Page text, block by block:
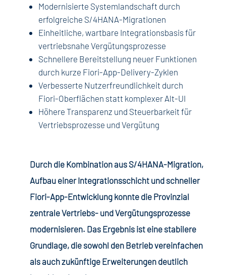
Modernisierte Systemlandschaft durch
erfolgreiche S/4HANA-Migrationen
Einheitliche, wartbare Integrationsbasis für
vertriebsnahe Vergütungsprozesse
Schnellere Bereitstellung neuer Funktionen
durch kurze Fiori-App-Delivery-Zyklen
Verbesserte Nutzerfreundlichkeit durch
Fiori-Oberflächen statt komplexer Alt-UI
Höhere Transparenz und Steuerbarkeit für
Vertriebsprozesse und Vergütung
Durch die Kombination aus S/4HANA-Migration,
Aufbau einer Integrationsschicht und schneller
Fiori-App-Entwicklung konnte die Provinzial
zentrale Vertriebs- und Vergütungsprozesse
modernisieren. Das Ergebnis ist eine stabilere
Grundlage, die sowohl den Betrieb vereinfachen
als auch zukünftige Erweiterungen deutlich